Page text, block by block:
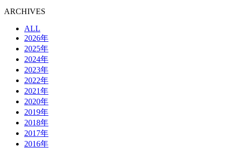
ARCHIVES
ALL
2026年
2025年
2024年
2023年
2022年
2021年
2020年
2019年
2018年
2017年
2016年